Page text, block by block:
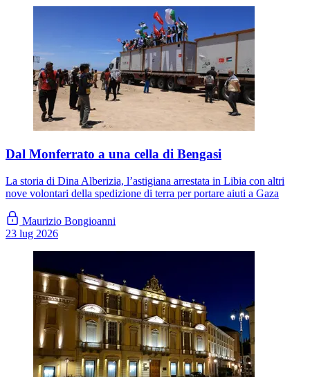
Dal Monferrato a una cella di Bengasi
La storia di Dina Alberizia, l’astigiana arrestata in Libia con altri
nove volontari della spedizione di terra per portare aiuti a Gaza
Maurizio Bongioanni
23 lug 2026